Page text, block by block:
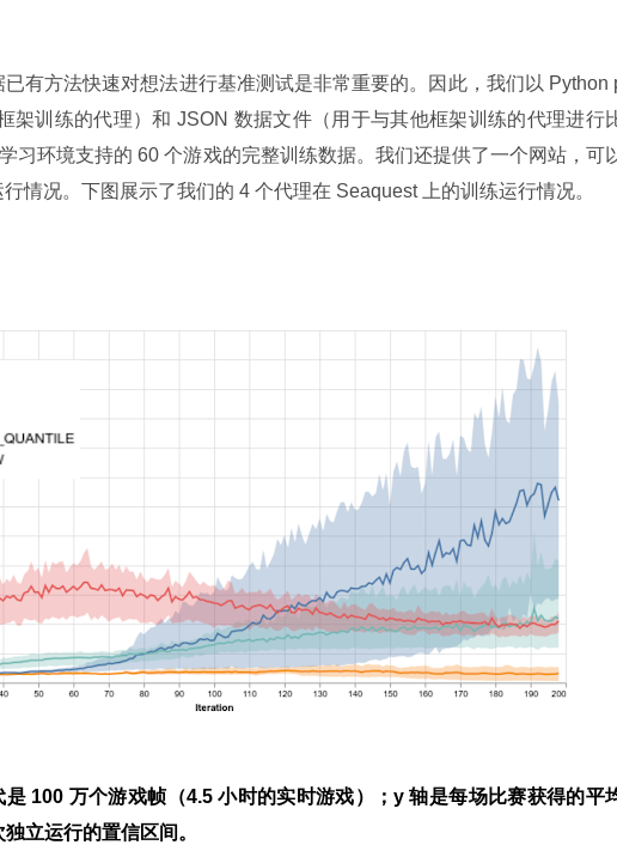
有方法快速对想法进行基准测试是非常重要的。因此，我们以 Python
架训练的代理）和 JSON 数据文件（用于与其他框架训练的代理进行
习环境支持的 60 个游戏的完整训练数据。我们还提供了一个网站，可
情况。下图展示了我们的 4 个代理在 Seaquest 上的训练运行情况。
100 万个游戏帧（4.5 小时的实时游戏）；y 轴是每场比赛获得的平
立运行的置信区间。